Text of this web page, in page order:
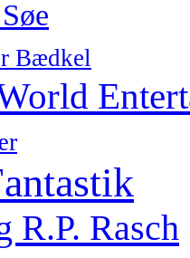
Bædkel
R.P. Rasch